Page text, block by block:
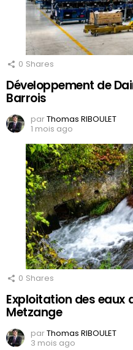
0 Shares
Développement de
Barrois
parThomas RIBOULET
1 mois ago
0 Shares
Exploitation des eaux
Metzange
parThomas RIBOULET
3 mois ago